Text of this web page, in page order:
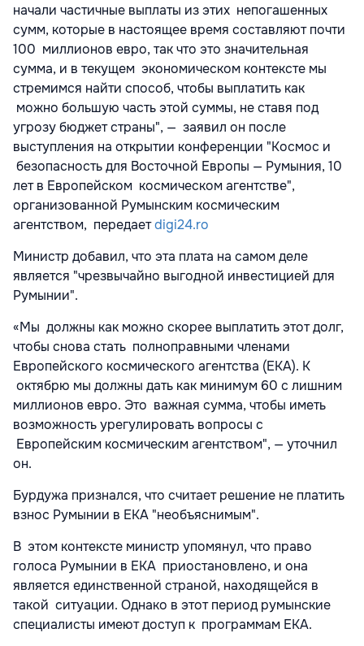
начали частичные выплаты из этих непогашенных
сумм, которые в настоящее время составляют почти
100 миллионов евро, так что это значительная
сумма, и в текущем экономическом контексте мы
стремимся найти способ, чтобы выплатить как
можно большую часть этой суммы, не ставя под
угрозу бюджет страны", — заявил он после
выступления на открытии конференции "Космос и
безопасность для Восточной Европы — Румыния, 10
лет в Европейском космическом агентстве",
организованной Румынским космическим
агентством, передаетdigi24.ro
Министр добавил, что эта плата на самом деле
является "чрезвычайно выгодной инвестицией для
Румынии".
«Мы должны как можно скорее выплатить этот долг,
чтобы снова стать полноправными членами
Европейского космического агентства (ЕКА). К
октябрю мы должны дать как минимум 60 с лишним
миллионов евро. Это важная сумма, чтобы иметь
возможность урегулировать вопросы с
Европейским космическим агентством", — уточнил
он.
Бурдужа признался, что считает решение не платить
взнос Румынии в EКA "необъяснимым".
В этом контексте министр упомянул, что право
голоса Румынии в ЕКА приостановлено, и она
является единственной страной, находящейся в
такой ситуации. Однако в этот период румынские
специалисты имеют доступ к программам ЕКА.